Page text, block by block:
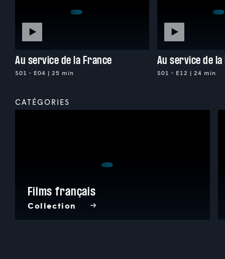
Au service de la France
S01 • E04 | 25 min
Au service de
S01 • E12 | 24 min
CATÉGORIES
Films français
Collection